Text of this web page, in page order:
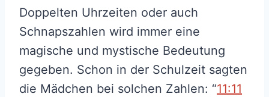
Doppelten Uhrzeiten oder auch
Schnapszahlen wird immer eine
magische und mystische Bedeutung
gegeben. Schon in der Schulzeit sagten
die Mädchen bei solchen Zahlen: “11:11